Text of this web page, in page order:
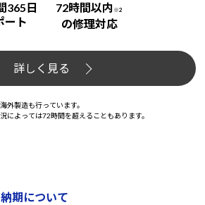
365日
ート
72時間以内 ※2
の修理対応
詳しく見る
外製造も行っています。
によっては72時間を超えることもあります。
期について